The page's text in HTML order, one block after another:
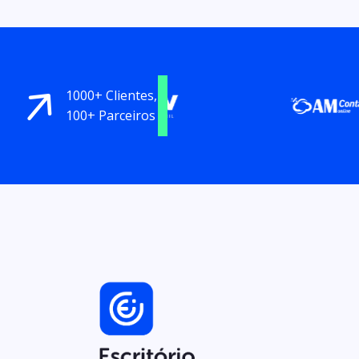
1000+ Clientes,
100+ Parceiros